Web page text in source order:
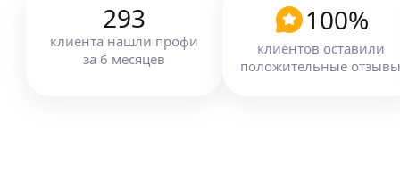
293
клиента нашли профи
за 6 месяцев
100%
клиентов оставили
положительные отзывы